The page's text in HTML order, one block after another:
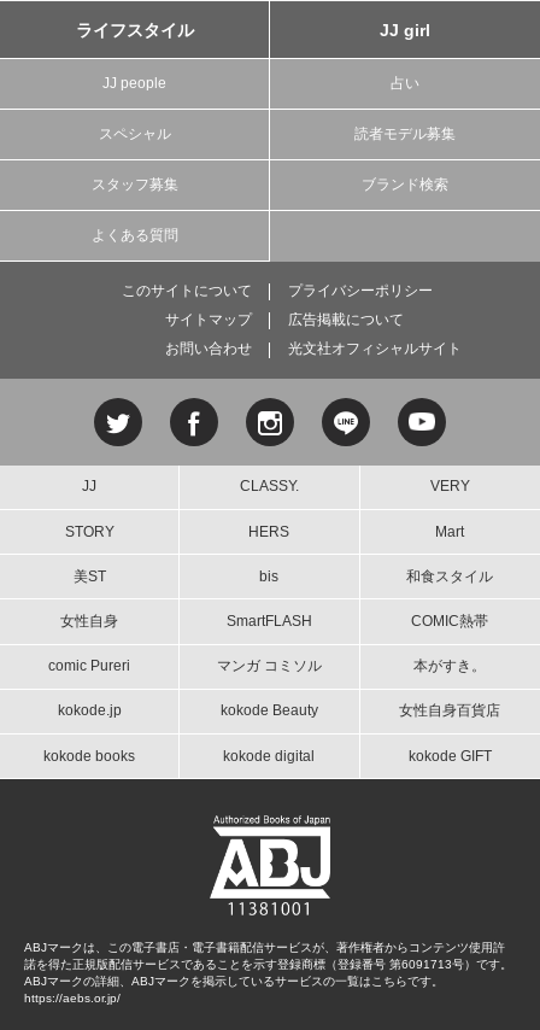
ライフスタイル JJ girl
JJ people 占い
スペシャル 読者モデル募集
スタッフ募集 ブランド検索
よくある質問
このサイトについて
プライバシーポリシー
サイトマップ
広告掲載について
お問い合わせ
光文社オフィシャルサイト
JJ CLASSY. VERY
STORY HERS Mart
美ST bis 和食スタイル
女性自身 SmartFLASH COMIC熱帯
comic Pureri マンガ コミソル 本がすき。
kokode.jp kokode Beauty 女性自身百貨店
kokode books kokode digital kokode GIFT
ABJマークは、この電子書店・電子書籍配信サービスが、著作権者からコンテンツ使用許
諾を得た正規版配信サービスであることを示す登録商標（登録番号 第6091713号）です。
ABJマークの詳細、ABJマークを掲示しているサービスの一覧はこちらです。
https://aebs.or.jp/